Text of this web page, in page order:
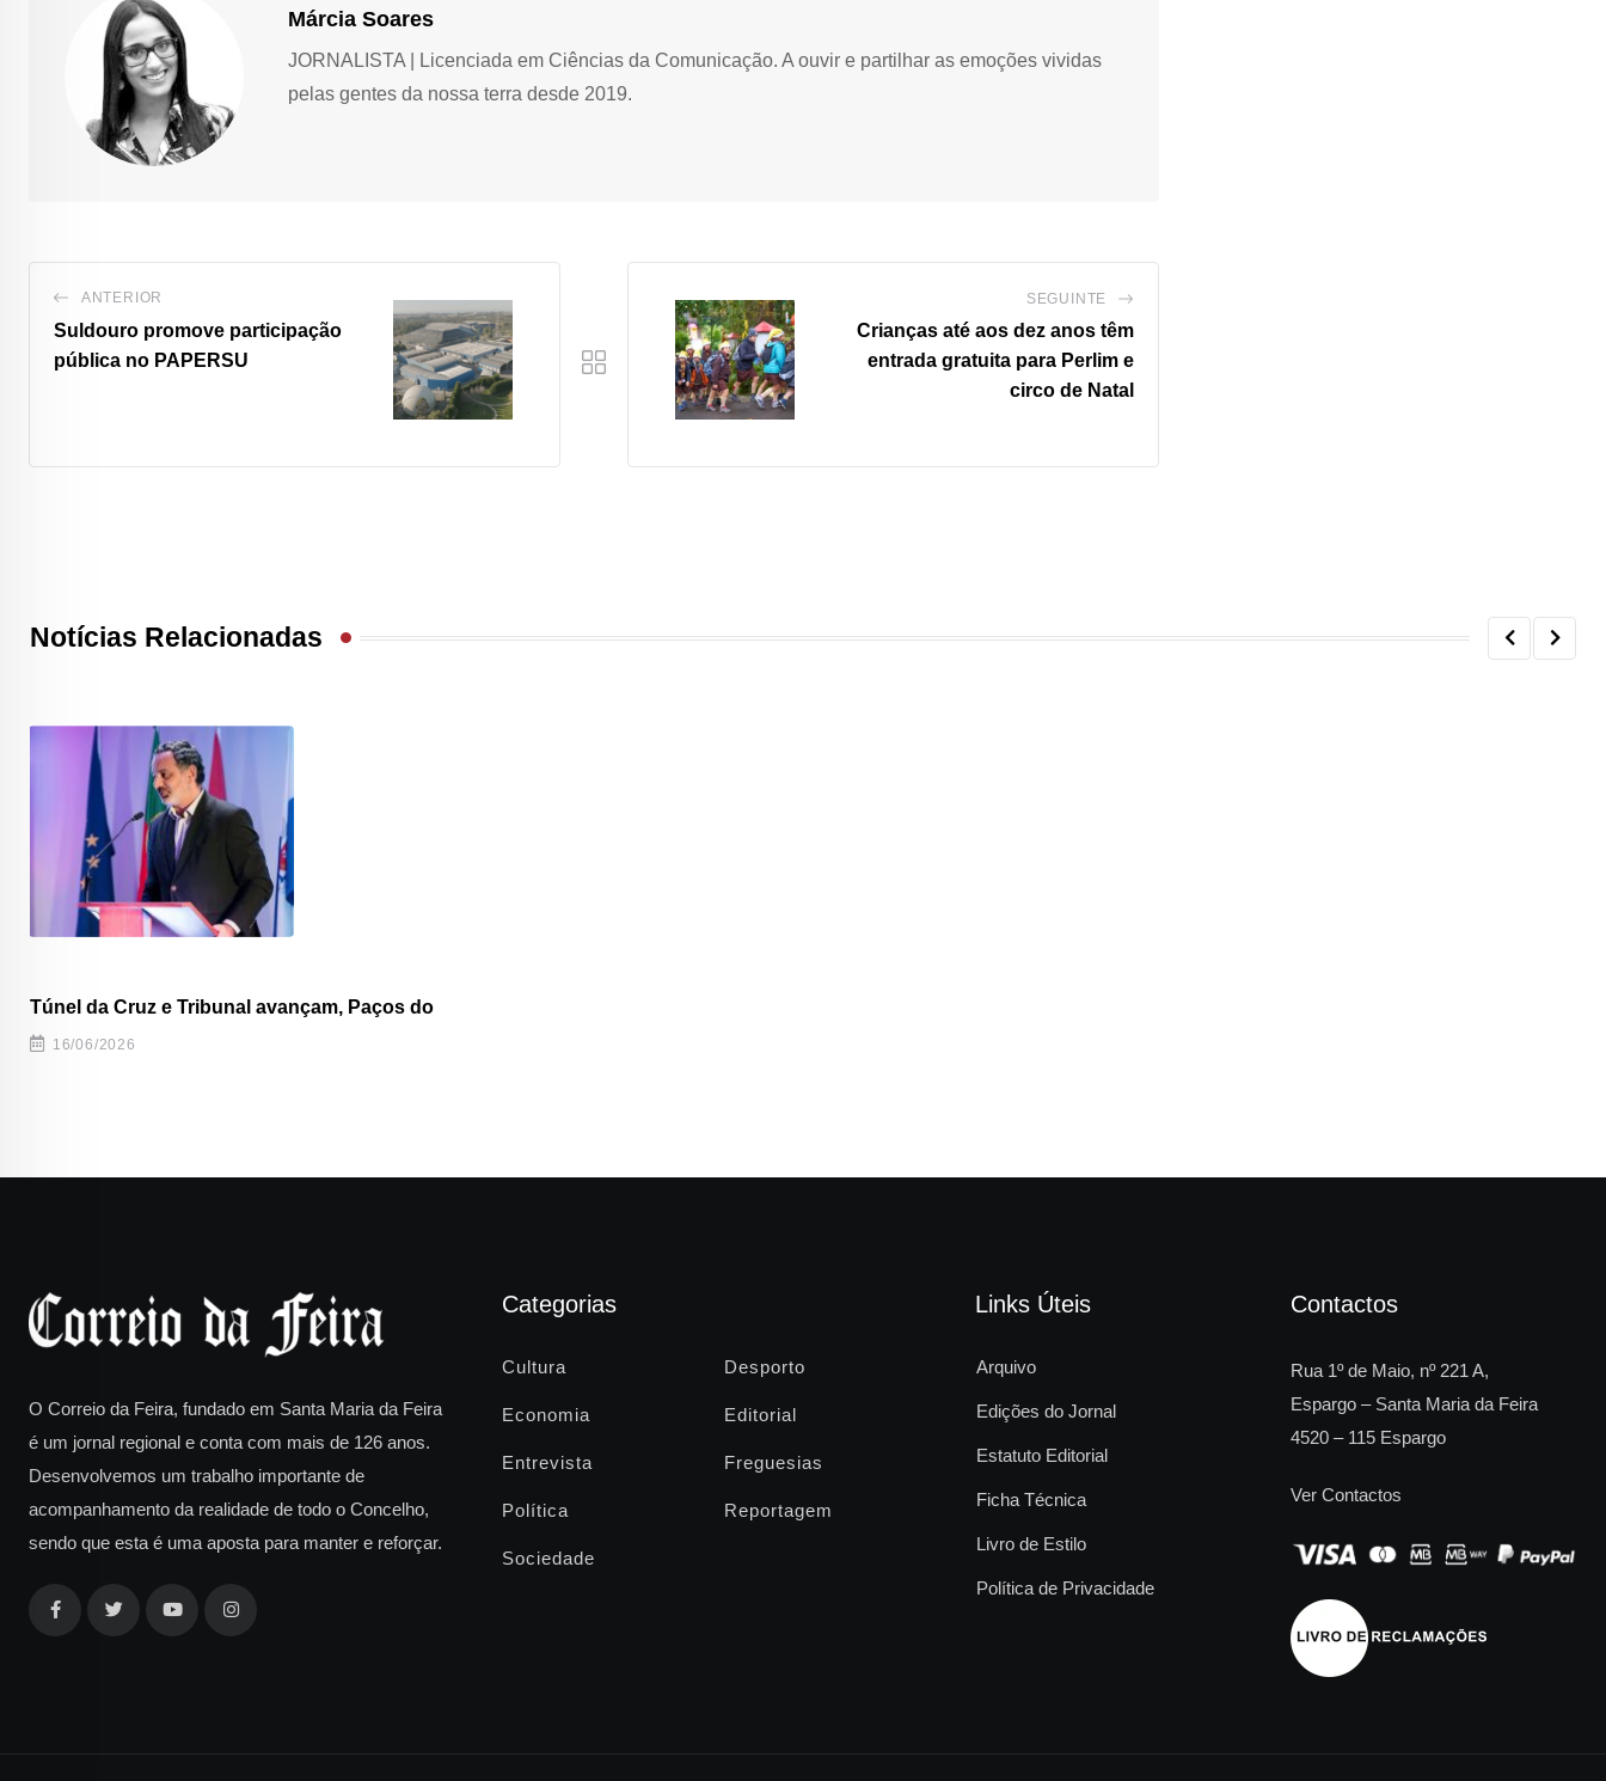
Márcia Soares
JORNALISTA | Licenciada em Ciências da Comunicação. A ouvir e partilhar as emoções vividas
pelas gentes da nossa terra desde 2019.
ANTERIOR
Suldouro promove participação
pública no PAPERSU
SEGUINTE
Crianças até aos dez anos têm
entrada gratuita para Perlim e
circo de Natal
Notícias Relacionadas
Túnel da Cruz e Tribunal avançam, Paços do
16/06/2026
O Correio da Feira, fundado em Santa Maria da Feira
é um jornal regional e conta com mais de 126 anos.
Desenvolvemos um trabalho importante de
acompanhamento da realidade de todo o Concelho,
sendo que esta é uma aposta para manter e reforçar.
Categorias
Cultura Desporto
Economia Editorial
Entrevista Freguesias
Política Reportagem
Sociedade
Links Úteis
Arquivo
Edições do Jornal
Estatuto Editorial
Ficha Técnica
Livro de Estilo
Política de Privacidade
Contactos
Rua 1º de Maio, nº 221 A,
Espargo – Santa Maria da Feira
4520 – 115 Espargo
Ver Contactos